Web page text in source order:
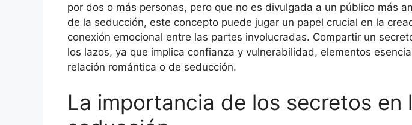
por dos o más personas, pero que no es divulgada a un público más
de la seducción, este concepto puede jugar un papel crucial en la
conexión emocional entre las partes involucradas. Compartir un
los lazos, ya que implica confianza y vulnerabilidad, elementos
relación romántica o de seducción.
La importancia de los secretos en